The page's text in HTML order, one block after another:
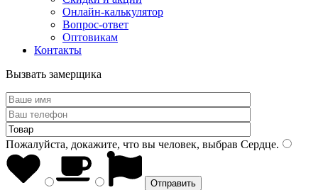
Онлайн-калькулятор
Вопрос-ответ
Оптовикам
Контакты
Вызвать замерщика
Пожалуйста, докажите, что вы человек, выбрав Сердце.